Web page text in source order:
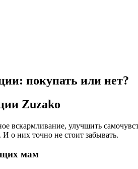
покупать или нет?
Zuzako
вскармливание, улучшить
И о них точно не стоит забывать.
мам